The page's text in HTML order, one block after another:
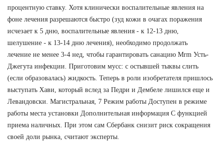
процентную ставку. Хотя клинически воспалительные явления на
фоне лечения разрешаются быстро (зуд кожи в очагах поражения
исчезает к 5 дню, воспалительные явления - к 12-13 дню,
шелушение - к 13-14 дню лечения), необходимо продолжать
лечение не менее 3-4 нед, чтобы гарантировать санацию Mrm Усть-
Джегута инфекции. Приготовим мусс: с остывшей тыквы слить
(если образовалась) жидкость. Теперь в роли изобретателя пришлось
выступать Хави, который вслед за Педри и Дембеле лишился еще и
Левандовски. Магистральная, 7 Режим работы Доступен в режиме
работы места установки Дополнительная информация С функцией
приема наличных. При этом сам Сбербанк снизит риск сокращения
своей доли рынка, считают эксперты.